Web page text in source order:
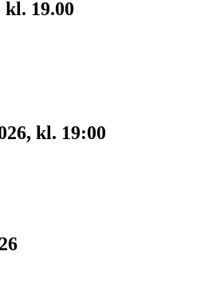
19.00
kl. 19:00